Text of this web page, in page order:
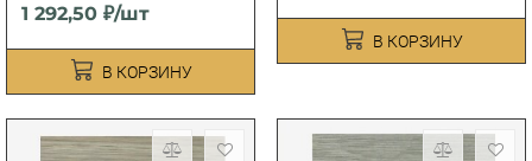
1 292,50 ₽/шт
В КОРЗИНУ
В КОРЗИНУ